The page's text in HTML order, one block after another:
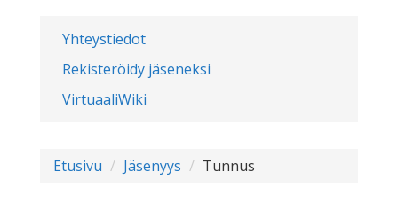
Yhteystiedot
Rekisteröidy jäseneksi
VirtuaaliWiki
Etusivu Jäsenyys Tunnus